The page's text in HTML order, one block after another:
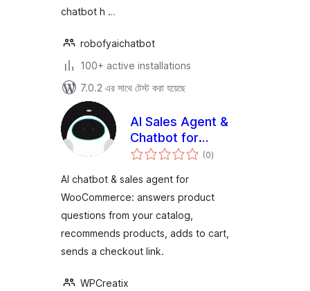
chatbot h …
robofyaichatbot
100+ active installations
7.0.2 এর সাথে টেস্ট করা হয়েছে
AI Sales Agent &
Chatbot for
WooCommerce –
(0total
ratings
)
AI chatbot & sales agent for
WooCommerce: answers product
questions from your catalog,
recommends products, adds to cart,
sends a checkout link.
WPCreatix